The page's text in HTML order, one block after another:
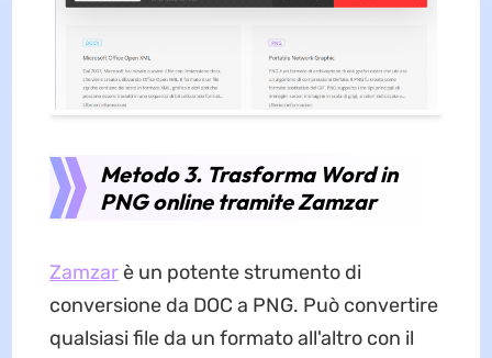
Metodo 3. Trasforma Word in
PNG online tramite Zamzar
Zamzarè un potente strumento di
conversione da DOC a PNG. Può convertire
qualsiasi file da un formato all'altro con il